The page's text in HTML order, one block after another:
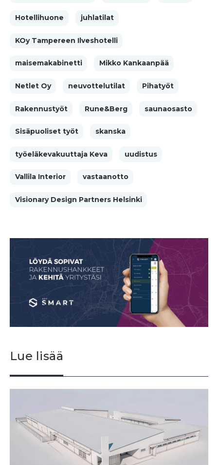
Hotellihuone juhlatilat
KOy Tampereen Ilveshotelli
maisemakabinetti Mikko Kankaanpää
Netlet Oy neuvottelut­ilat Pihatyöt
Rakennustyöt Rune&Berg saunaosasto
Sisäpuoliset työt skanska
työeläkevakuuttaja Keva uudistus
Vallila Interior vastaanotto
Visionary Design Partners Helsinki
Lue lisää